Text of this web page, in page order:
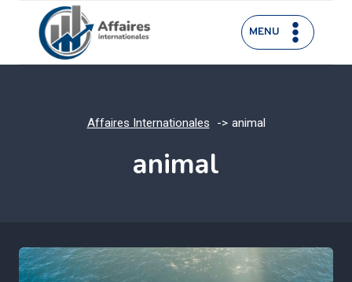
contenu
MENU
Affaires Internationales animal
animal